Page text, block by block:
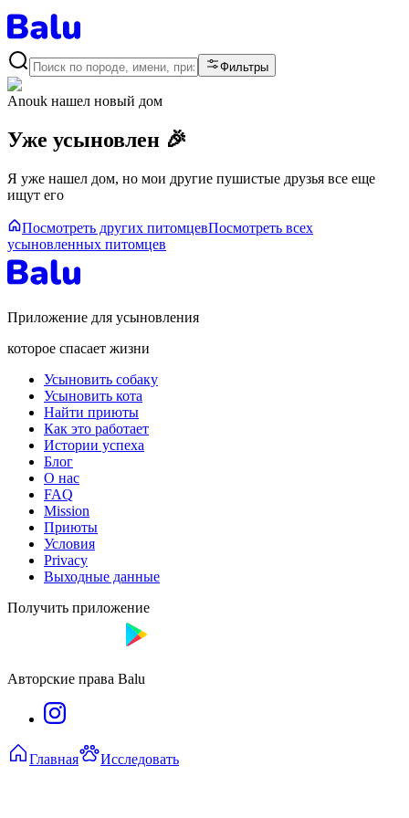
Фильтры
Anouk нашел новый дом
Уже усыновлен 🎉
Я уже нашел дом, но мои другие пушистые друзья все еще
ищут его
Посмотреть других питомцевПосмотреть всех
усыновленных питомцев
Приложение для усыновления
которое спасает жизни
Усыновить собаку
Усыновить кота
Найти приюты
Как это работает
Истории успеха
Блог
О нас
FAQ
Mission
Приюты
Условия
Privacy
Выходные данные
Получить приложение
Авторские права Balu
Главная Исследовать